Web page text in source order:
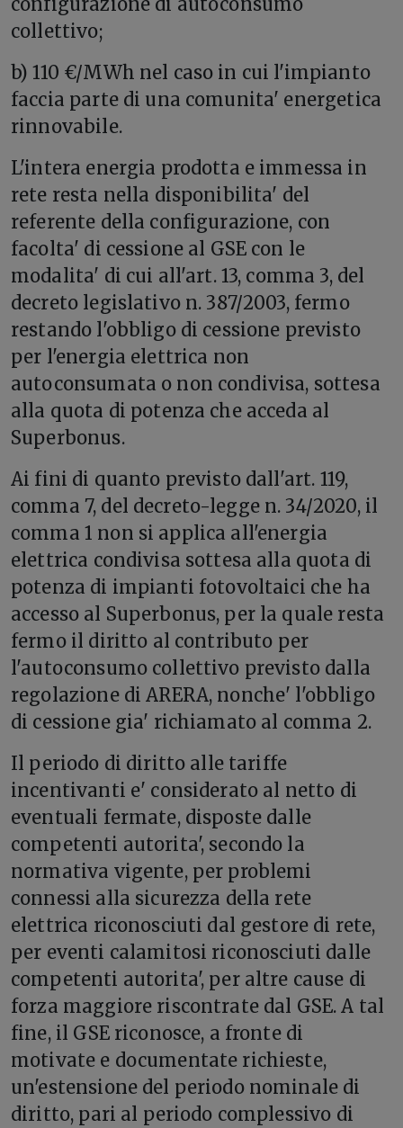
collettivo;
b) 110 €/MWh nel caso in cui l'impianto
faccia parte di una comunita' energetica
rinnovabile.
L'intera energia prodotta e immessa in
rete resta nella disponibilita' del
referente della configurazione, con
facolta' di cessione al GSE con le
modalita' di cui all'art. 13, comma 3, del
decreto legislativo n. 387/2003, fermo
restando l'obbligo di cessione previsto
per l'energia elettrica non
autoconsumata o non condivisa, sottesa
alla quota di potenza che acceda al
Superbonus.
Ai fini di quanto previsto dall'art. 119,
comma 7, del decreto-legge n. 34/2020, il
comma 1 non si applica all'energia
elettrica condivisa sottesa alla quota di
potenza di impianti fotovoltaici che ha
accesso al Superbonus, per la quale resta
fermo il diritto al contributo per
l'autoconsumo collettivo previsto dalla
regolazione di ARERA, nonche' l'obbligo
di cessione gia' richiamato al comma 2.
Il periodo di diritto alle tariffe
incentivanti e' considerato al netto di
eventuali fermate, disposte dalle
competenti autorita', secondo la
normativa vigente, per problemi
connessi alla sicurezza della rete
elettrica riconosciuti dal gestore di rete,
per eventi calamitosi riconosciuti dalle
competenti autorita', per altre cause di
forza maggiore riscontrate dal GSE. A tal
fine, il GSE riconosce, a fronte di
motivate e documentate richieste,
un'estensione del periodo nominale di
diritto, pari al periodo complessivo di